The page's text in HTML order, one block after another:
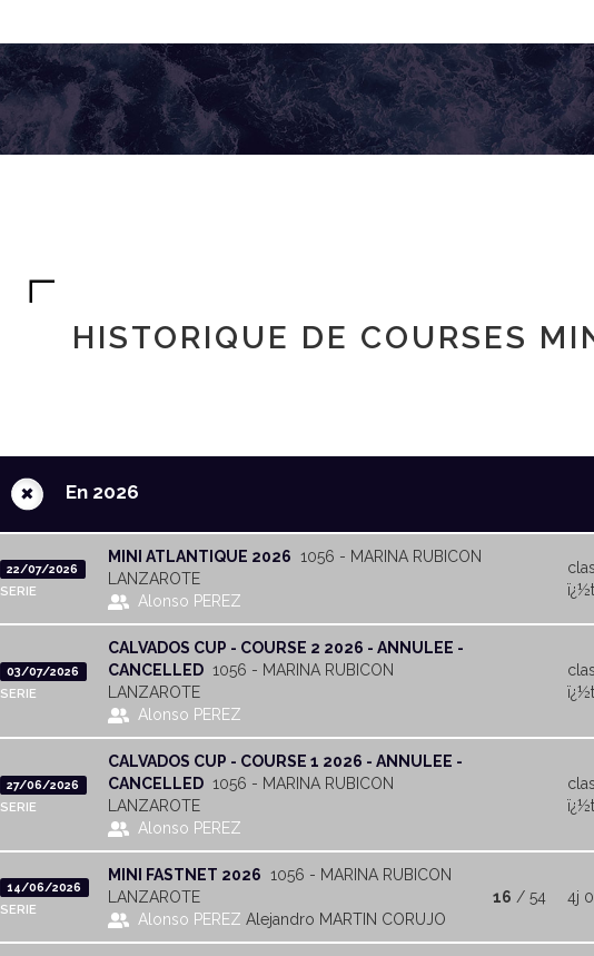
HISTORIQUE DE COURSES
+ En 2026
22/07/2026
SERIE
MINI ATLANTIQUE 2026 1056 - MARINA RUBICON
LANZAROTE
Alonso PEREZ
03/07/2026
SERIE
CALVADOS CUP - COURSE 2 2026 - ANNULEE -
CANCELLED 1056 - MARINA RUBICON
LANZAROTE
Alonso PEREZ
27/06/2026
SERIE
CALVADOS CUP - COURSE 1 2026 - ANNULEE -
CANCELLED 1056 - MARINA RUBICON
LANZAROTE
Alonso PEREZ
14/06/2026
SERIE
MINI FASTNET 2026 1056 - MARINA RUBICON
LANZAROTE
Alonso PEREZ Alejandro MARTIN CORUJO
16 / 54 4j